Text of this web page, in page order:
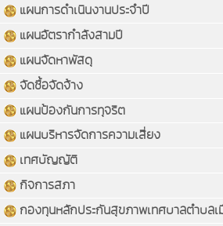
แผนการดำเนินงานประจำปี
แผนอัตรากำลังสามปี
แผนจัดหาพัสดุ
จัดซื้อจัดจ้าง
แผนป้องกันการทุจริต
แผนบริหารจัดการความเสี่ยง
เทศบัญญัติ
กิจการสภา
กองทุนหลักประกันสุขภาพเทศบาลตำบลเ